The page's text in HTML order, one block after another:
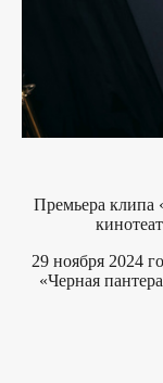
Премьера клипа
29 ноября 2024
«Черная